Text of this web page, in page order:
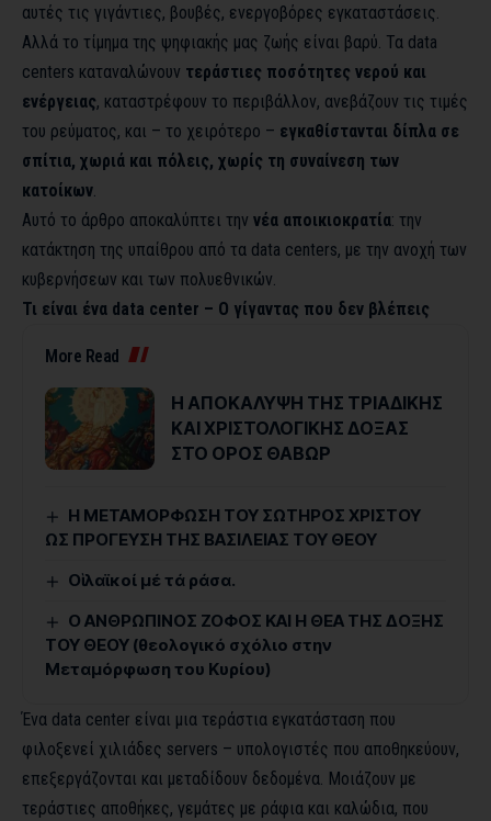
αυτές τις γιγάντιες, βουβές, ενεργοβόρες εγκαταστάσεις.
Αλλά το τίμημα της ψηφιακής μας ζωής είναι βαρύ. Τα data
centers καταναλώνουν τεράστιες ποσότητες νερού και
ενέργειας, καταστρέφουν το περιβάλλον, ανεβάζουν τις τιμές
του ρεύματος, και – το χειρότερο – εγκαθίστανται δίπλα σε
σπίτια, χωριά και πόλεις, χωρίς τη συναίνεση των
κατοίκων
Αυτό το άρθρο αποκαλύπτει την νέα αποικιοκρατία: την
κατάκτηση της υπαίθρου από τα data centers, με την ανοχή των
κυβερνήσεων και των πολυεθνικών.
Τι είναι ένα data center – Ο γίγαντας που δεν βλέπεις
More Read
Η ΑΠΟΚΑΛΥΨΗ ΤΗΣ ΤΡΙΑΔΙΚΗΣ
ΚΑΙ ΧΡΙΣΤΟΛΟΓΙΚΗΣ ΔΟΞΑΣ
ΣΤΟ ΟΡΟΣ ΘΑΒΩΡ
Η ΜΕΤΑΜΟΡΦΩΣΗ ΤΟΥ ΣΩΤΗΡΟΣ ΧΡΙΣΤΟΥ
ΩΣ ΠΡΟΓΕΥΣΗ ΤΗΣ ΒΑΣΙΛΕΙΑΣ ΤΟΥ ΘΕΟΥ
Οἱ λαϊκοί μέ τά ράσα.
Ο ΑΝΘΡΩΠΙΝΟΣ ΖΟΦΟΣ ΚΑΙ Η ΘΕΑ ΤΗΣ ΔΟΞΗΣ
ΤΟΥ ΘΕΟΥ (θεολογικό σχόλιο στην
Μεταμόρφωση του Κυρίου)
Ένα data center είναι μια τεράστια εγκατάσταση που
φιλοξενεί χιλιάδες servers – υπολογιστές που αποθηκεύουν,
επεξεργάζονται και μεταδίδουν δεδομένα. Μοιάζουν με
τεράστιες αποθήκες, γεμάτες με ράφια και καλώδια, που